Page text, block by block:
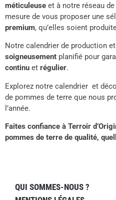
méticuleuse et à notre réseau
mesure de vous proposer une
premium, qu’elles soient
Notre calendrier de production
soigneusement planifié pour
continu et régulier.
Explorez notre calendrier et
de pommes de terre que nous
l’année.
Faites confiance à Terroir
pommes de terre de qualité,
QUI SOMMES-NOUS ?